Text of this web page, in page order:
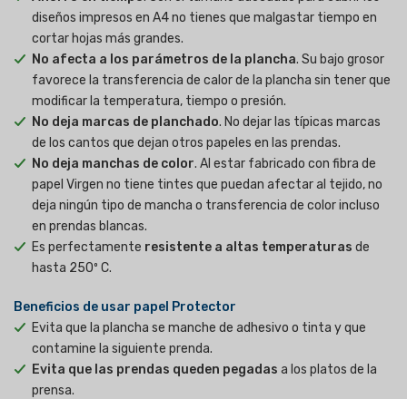
diseños impresos en A4 no tienes que malgastar tiempo en
cortar hojas más grandes.
No afecta a los parámetros de la plancha. Su bajo grosor
favorece la transferencia de calor de la plancha sin tener que
modificar la temperatura, tiempo o presión.
No deja marcas de planchado. No dejar las típicas marcas
de los cantos que dejan otros papeles en las prendas.
No deja manchas de color. Al estar fabricado con fibra de
papel Virgen no tiene tintes que puedan afectar al tejido, no
deja ningún tipo de mancha o transferencia de color incluso
en prendas blancas.
Es perfectamente resistente a altas temperaturas de
hasta 250º C.
Beneficios de usar papel Protector
Evita que la plancha se manche de adhesivo o tinta y que
contamine la siguiente prenda.
Evita que las prendas queden pegadas a los platos de la
prensa.